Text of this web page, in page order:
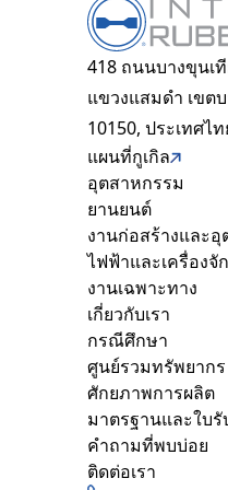
418 ถนนบางขุนเ
แขวงแสมดำ เขต
10150, ประเทศไท
แผนที่กูเกิล
อุตสาหกรรม
ยานยนต์
งานก่อสร้างและ
ไฟฟ้าและเครื่องจั
งานเฉพาะทาง
เกี่ยวกับเรา
กรณีศึกษา
ศูนย์รวมทรัพยากร
ศักยภาพการผลิต
มาตรฐานและใบรั
คำถามที่พบบ่อย
ติดต่อเรา